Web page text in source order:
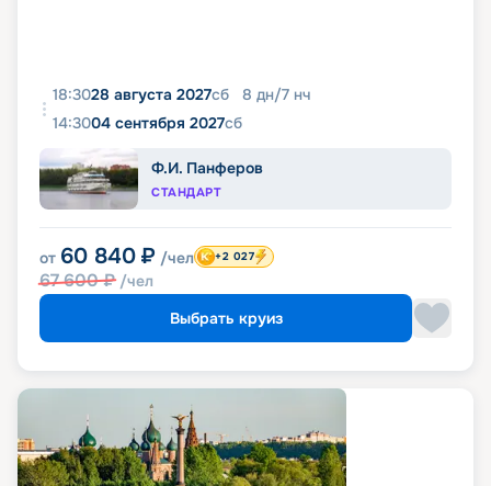
18:3028 августа 2027сб 8 дн/7 нч
14:3004 сентября 2027сб
Ф.И. Панферов
СТАНДАРТ
от 60 840 ₽ /чел
67 600₽ /чел
+2 027
Выбрать круиз